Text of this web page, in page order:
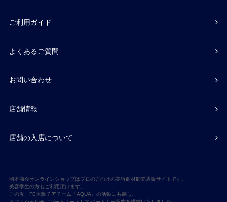
ご利用ガイド
よくあるご質問
お問い合わせ
店舗情報
店舗の入店について
岡本商会オンラインショップはプロの方向けの美容商材卸売通販サイトです。
美容学生の方もご利用頂けます。
この度、FC大阪チアチーム『AQUA』の活動に共感し、